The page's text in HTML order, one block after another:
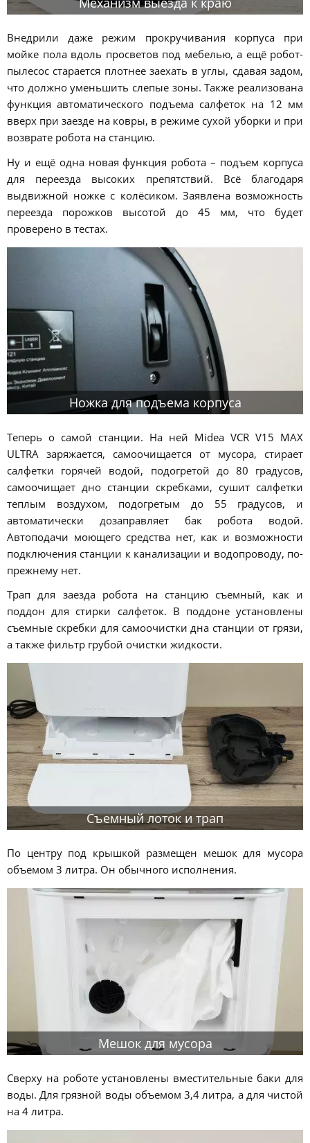
Внедрили даже режим прокручивания корпуса при
мойке пола вдоль просветов под мебелью, а ещё робот-
пылесос старается плотнее заехать в углы, сдавая задом,
что должно уменьшить слепые зоны. Также реализована
функция автоматического подъема салфеток на 12 мм
вверх при заезде на ковры, в режиме сухой уборки и при
возврате робота на станцию.
Ну и ещё одна новая функция робота – подъем корпуса
для переезда высоких препятствий. Всё благодаря
выдвижной ножке с колёсиком. Заявлена возможность
переезда порожков высотой до 45 мм, что будет
проверено в тестах.
Ножка для подъема корпуса
Теперь о самой станции. На ней Midea VCR V15 MAX
ULTRA заряжается, самоочищается от мусора, стирает
салфетки горячей водой, подогретой до 80 градусов,
самоочищает дно станции скребками, сушит салфетки
теплым воздухом, подогретым до 55 градусов, и
автоматически дозаправляет бак робота водой.
Автоподачи моющего средства нет, как и возможности
подключения станции к канализации и водопроводу, по-
прежнему нет.
Трап для заезда робота на станцию съемный, как и
поддон для стирки салфеток. В поддоне установлены
съемные скребки для самоочистки дна станции от грязи,
а также фильтр грубой очистки жидкости.
Съемный лоток и трап
По центру под крышкой размещен мешок для мусора
объемом 3 литра. Он обычного исполнения.
Мешок для мусора
Сверху на роботе установлены вместительные баки для
воды. Для грязной воды объемом 3,4 литра, а для чистой
на 4 литра.